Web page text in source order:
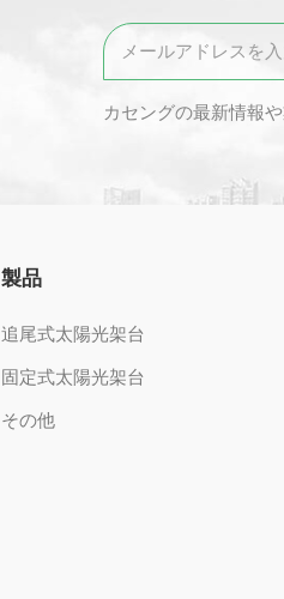
カセングの最新情報
製品
追尾式太陽光架台
固定式太陽光架台
その他